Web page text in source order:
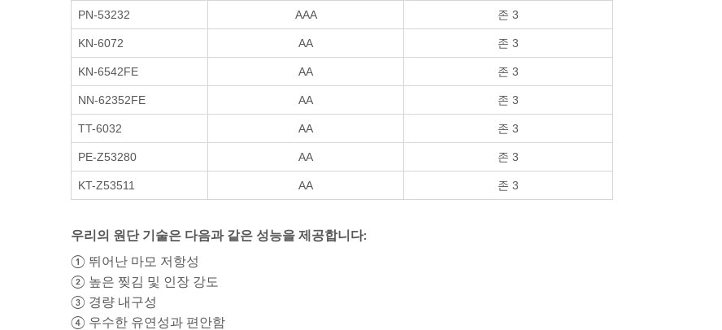
PN-53232 AAA 존 3
KN-6072 AA 존 3
KN-6542FE AA 존 3
NN-62352FE AA 존 3
TT-6032 AA 존 3
PE-Z53280 AA 존 3
KT-Z53511 AA 존 3
우리의 원단 기술은 다음과 같은 성능을 제공합니다:
① 뛰어난 마모 저항성
② 높은 찢김 및 인장 강도
③ 경량 내구성
④ 우수한 유연성과 편안함